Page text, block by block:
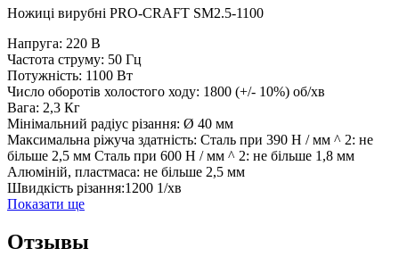
Ножиці вирубні PRO-CRAFT SM2.5-1100
Напруга: 220 В
Частота струму: 50 Гц
Потужність: 1100 Вт
Число оборотів холостого ходу: 1800 (+/- 10%) об/хв
Вага: 2,3 Кг
Мінімальний радіус різання: Ø 40 мм
Максимальна ріжуча здатність: Сталь при 390 Н / мм ^ 2: не
більше 2,5 мм Сталь при 600 Н / мм ^ 2: не більше 1,8 мм
Алюміній, пластмаса: не більше 2,5 мм
Швидкість різання:1200 1/хв
Показати ще
Отзывы